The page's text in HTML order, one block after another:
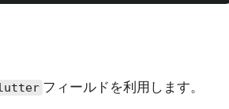
フィールドを利用します。